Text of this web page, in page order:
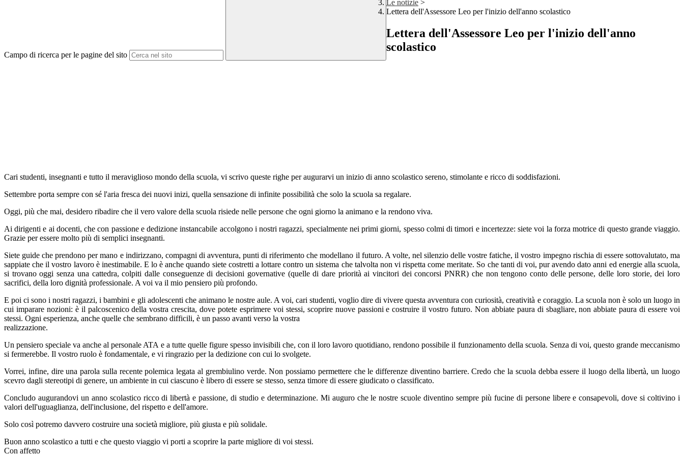
Campo di ricerca per le pagine del sito
Le notizie >
Lettera dell'Assessore Leo per l'inizio dell'anno scolastico
Lettera dell'Assessore Leo per l'inizio dell'anno
scolastico
Cari studenti, insegnanti e tutto il meraviglioso mondo della scuola, vi scrivo queste righe per augurarvi un inizio di anno scolastico sereno, stimolante e ricco di soddisfazioni.
Settembre porta sempre con sé l'aria fresca dei nuovi inizi, quella sensazione di infinite possibilità che solo la scuola sa regalare.
Oggi, più che mai, desidero ribadire che il vero valore della scuola risiede nelle persone che ogni giorno la animano e la rendono viva.
Ai dirigenti e ai docenti, che con passione e dedizione instancabile accolgono i nostri ragazzi, specialmente nei primi giorni, spesso colmi di timori e incertezze: siete voi la forza motrice di questo grande viaggio.
Grazie per essere molto più di semplici insegnanti.
Siete guide che prendono per mano e indirizzano, compagni di avventura, punti di riferimento che modellano il futuro. A volte, nel silenzio delle vostre fatiche, il vostro impegno rischia di essere sottovalutato, ma
sappiate che il vostro lavoro è inestimabile. E lo è anche quando siete costretti a lottare contro un sistema che talvolta non vi rispetta come meritate. So che tanti di voi, pur avendo dato anni ed energie alla scuola,
si trovano oggi senza una cattedra, colpiti dalle conseguenze di decisioni governative (quelle di dare priorità ai vincitori dei concorsi PNRR) che non tengono conto delle persone, delle loro storie, dei loro
sacrifici, della loro dignità professionale. A voi va il mio pensiero più profondo.
E poi ci sono i nostri ragazzi, i bambini e gli adolescenti che animano le nostre aule. A voi, cari studenti, voglio dire di vivere questa avventura con curiosità, creatività e coraggio. La scuola non è solo un luogo in
cui imparare nozioni: è il palcoscenico della vostra crescita, dove potete esprimere voi stessi, scoprire nuove passioni e costruire il vostro futuro. Non abbiate paura di sbagliare, non abbiate paura di essere voi
stessi. Ogni esperienza, anche quelle che sembrano difficili, è un passo avanti verso la vostra
realizzazione.
Un pensiero speciale va anche al personale ATA e a tutte quelle figure spesso invisibili che, con il loro lavoro quotidiano, rendono possibile il funzionamento della scuola. Senza di voi, questo grande meccanismo
si fermerebbe. Il vostro ruolo è fondamentale, e vi ringrazio per la dedizione con cui lo svolgete.
Vorrei, infine, dire una parola sulla recente polemica legata al grembiulino verde. Non possiamo permettere che le differenze diventino barriere. Credo che la scuola debba essere il luogo della libertà, un luogo
scevro dagli stereotipi di genere, un ambiente in cui ciascuno è libero di essere se stesso, senza timore di essere giudicato o classificato.
Concludo augurandovi un anno scolastico ricco di libertà e passione, di studio e determinazione. Mi auguro che le nostre scuole diventino sempre più fucine di persone libere e consapevoli, dove si coltivino i
valori dell'uguaglianza, dell'inclusione, del rispetto e dell'amore.
Solo così potremo davvero costruire una società migliore, più giusta e più solidale.
Buon anno scolastico a tutti e che questo viaggio vi porti a scoprire la parte migliore di voi stessi.
Con affetto